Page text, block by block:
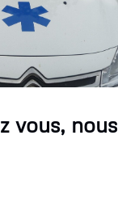
vous, nous